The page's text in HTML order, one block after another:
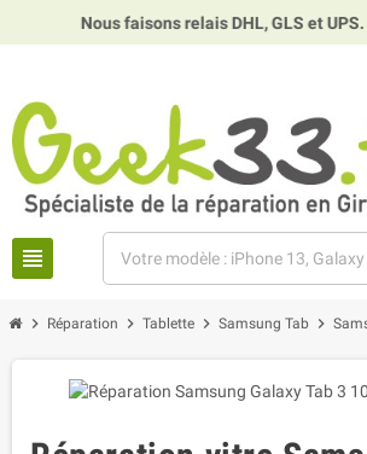
Nous faisons relais DHL, GLS et UPS.
view_headline
chevron_right Réparation chevron_right Tablette chevron_right Samsung Tab chevron_right